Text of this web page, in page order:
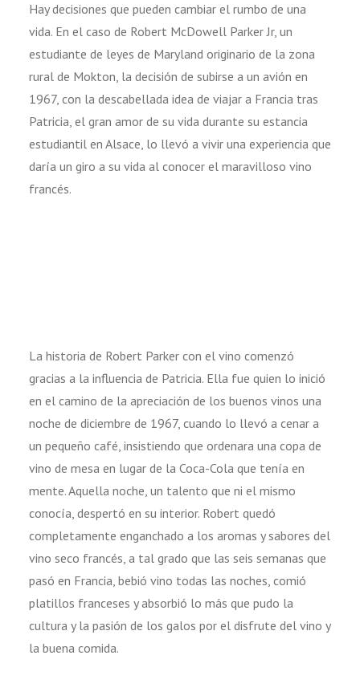
Hay decisiones que pueden cambiar el rumbo de una
vida. En el caso de Robert McDowell Parker Jr, un
estudiante de leyes de Maryland originario de la zona
rural de Mokton, la decisión de subirse a un avión en
1967, con la descabellada idea de viajar a Francia tras
Patricia, el gran amor de su vida durante su estancia
estudiantil en Alsace, lo llevó a vivir una experiencia que
daría un giro a su vida al conocer el maravilloso vino
francés.
La historia de Robert Parker con el vino comenzó
gracias a la influencia de Patricia. Ella fue quien lo inició
en el camino de la apreciación de los buenos vinos una
noche de diciembre de 1967, cuando lo llevó a cenar a
un pequeño café, insistiendo que ordenara una copa de
vino de mesa en lugar de la Coca-Cola que tenía en
mente. Aquella noche, un talento que ni el mismo
conocía, despertó en su interior. Robert quedó
completamente enganchado a los aromas y sabores del
vino seco francés, a tal grado que las seis semanas que
pasó en Francia, bebió vino todas las noches, comió
platillos franceses y absorbió lo más que pudo la
cultura y la pasión de los galos por el disfrute del vino y
la buena comida.